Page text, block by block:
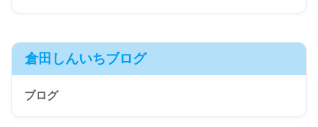
倉田しんいちブログ
ブログ